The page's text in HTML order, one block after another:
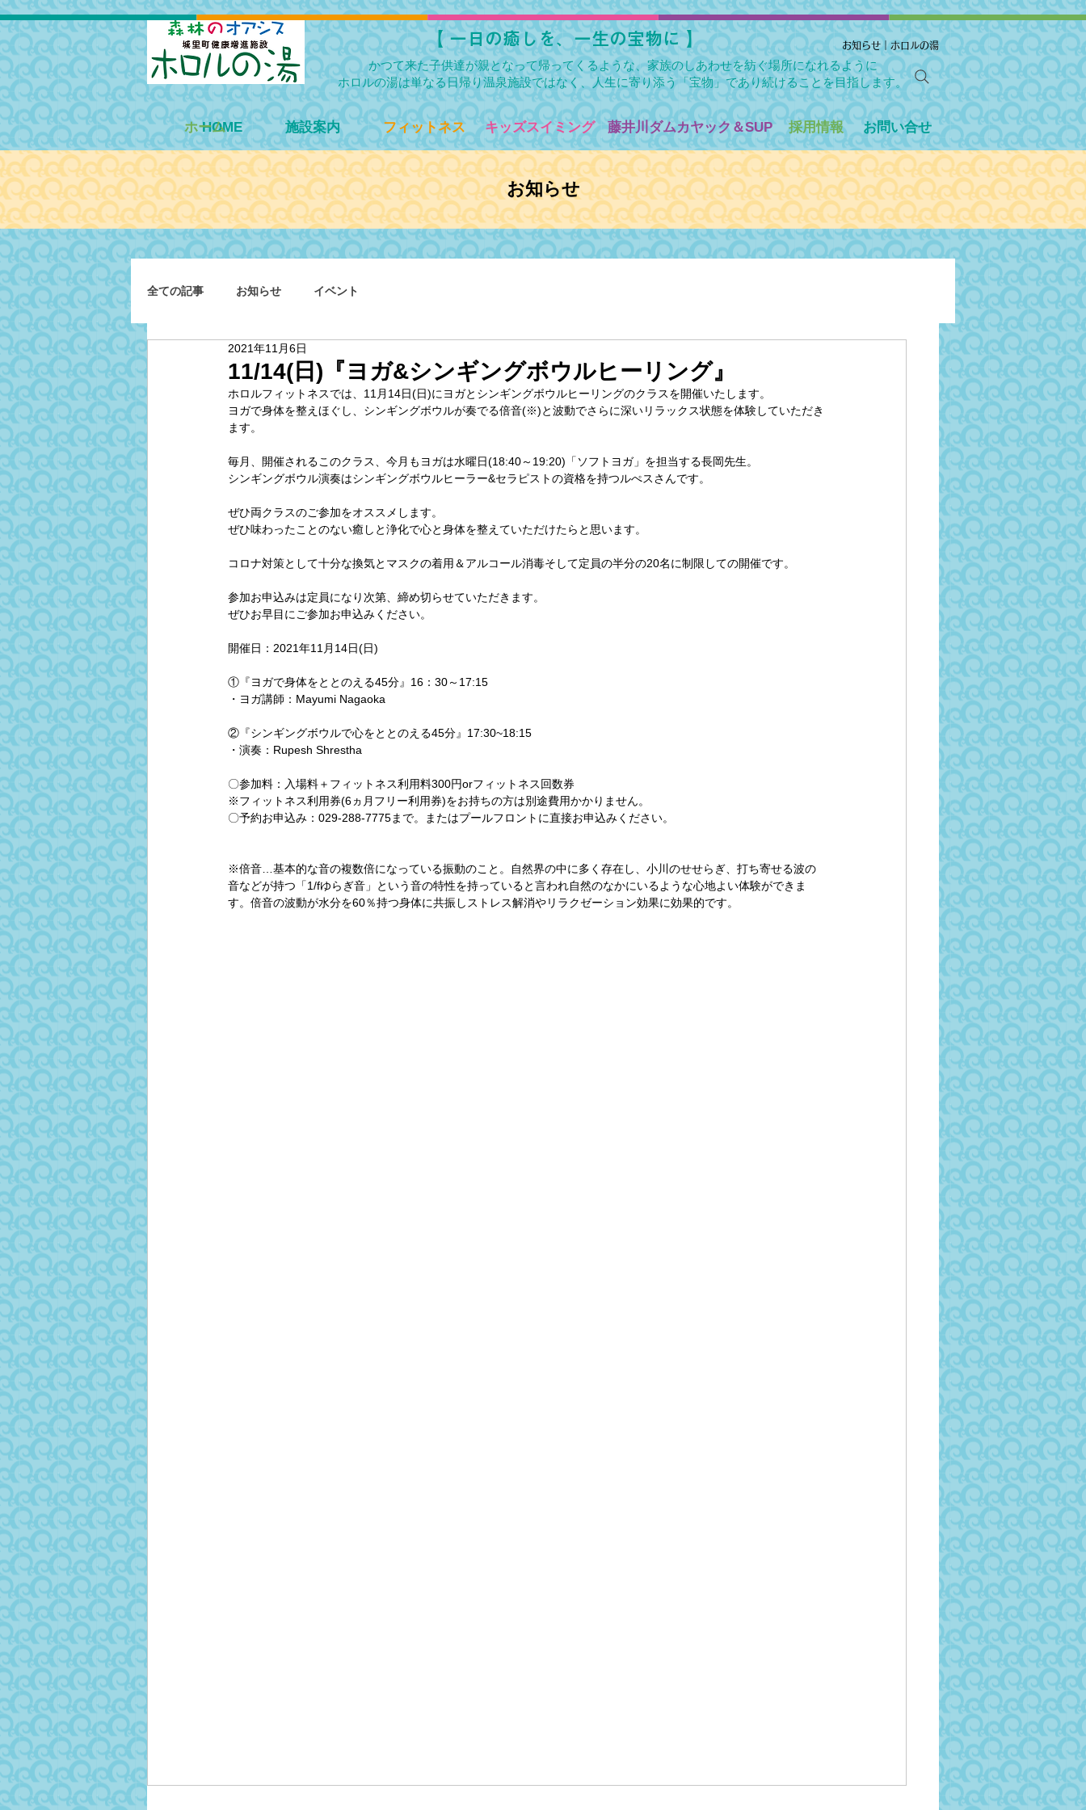
​【 一日の癒しを、一生の宝物に 】
かつて来た子供達が親となって帰ってくるような、家族のしあわせを紡ぐ場所になれるように
ホロルの湯は単なる日帰り温泉施設ではなく、人生に寄り添う「宝物」であり続けることを目指します。
HOME 施設案内
ホーム キッズスイミング
フィットネス 藤井川ダムカヤック＆SUP 採用情報 お問い合せ
お知らせ｜ホロルの湯
お知らせ
全ての記事 お知らせ イベント
11/14(日)『ヨガ&シンギングボウルヒーリング』
2021年11月6日
ホロルフィットネスでは、11月14日(日)にヨガとシンギングボウルヒーリングのクラスを開催いたします。
ヨガで身体を整えほぐし、シンギングボウルが奏でる倍音(※)と波動でさらに深いリラックス状態を体験していただき
ます。
毎月、開催されるこのクラス、今月もヨガは水曜日(18:40～19:20)「ソフトヨガ」を担当する長岡先生。
シンギングボウル演奏はシンギングボウルヒーラー&セラピストの資格を持つルぺスさんです。
ぜひ両クラスのご参加をオススメします。
ぜひ味わったことのない癒しと浄化で心と身体を整えていただけたらと思います。
コロナ対策として十分な換気とマスクの着用＆アルコール消毒そして定員の半分の20名に制限しての開催です。
参加お申込みは定員になり次第、締め切らせていただきます。
ぜひお早目にご参加お申込みください。
開催日：2021年11月14日(日)
①『ヨガで身体をととのえる45分』16：30～17:15
・ヨガ講師：Mayumi Nagaoka
②『シンギングボウルで心をととのえる45分』17:30~18:15
・演奏：Rupesh Shrestha
〇参加料：入場料＋フィットネス利用料300円orフィットネス回数券
※フィットネス利用券(6ヵ月フリー利用券)をお持ちの方は別途費用かかりません。
〇予約お申込み：029-288-7775まで。またはプールフロントに直接お申込みください。
※倍音…基本的な音の複数倍になっている振動のこと。自然界の中に多く存在し、小川のせせらぎ、打ち寄せる波の
音などが持つ「1/fゆらぎ音」という音の特性を持っていると言われ自然のなかにいるような心地よい体験ができま
す。倍音の波動が水分を60％持つ身体に共振しストレス解消やリラクゼーション効果に効果的です。